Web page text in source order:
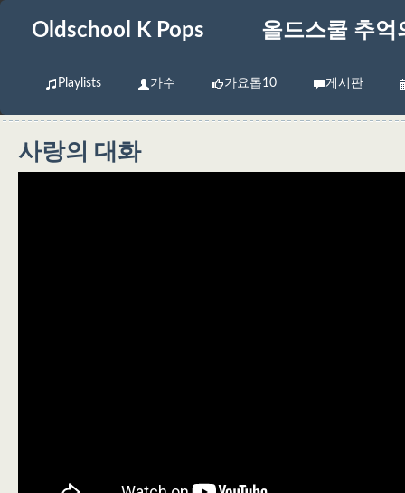
Oldschool K Pops 올드스쿨 추억
Playlists 가수 가요톱10 게시판
사랑의 대화